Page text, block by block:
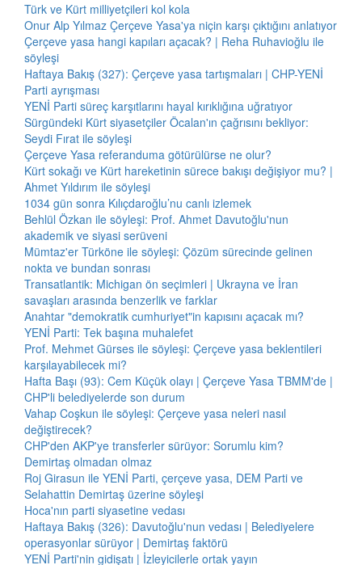
Türk ve Kürt milliyetçileri kol kola
Onur Alp Yılmaz Çerçeve Yasa'ya niçin karşı çıktığını anlatıyor
Çerçeve yasa hangi kapıları açacak? | Reha Ruhavioğlu ile
söyleşi
Haftaya Bakış (327): Çerçeve yasa tartışmaları | CHP-YENİ
Parti ayrışması
YENİ Parti süreç karşıtlarını hayal kırıklığına uğratıyor
Sürgündeki Kürt siyasetçiler Öcalan'ın çağrısını bekliyor:
Seydi Fırat ile söyleşi
Çerçeve Yasa referanduma götürülürse ne olur?
Kürt sokağı ve Kürt hareketinin sürece bakışı değişiyor mu? |
Ahmet Yıldırım ile söyleşi
1034 gün sonra Kılıçdaroğlu’nu canlı izlemek
Behlül Özkan ile söyleşi: Prof. Ahmet Davutoğlu'nun
akademik ve siyasi serüveni
Mümtaz'er Türköne ile söyleşi: Çözüm sürecinde gelinen
nokta ve bundan sonrası
Transatlantik: Michigan ön seçimleri | Ukrayna ve İran
savaşları arasında benzerlik ve farklar
Anahtar "demokratik cumhuriyet"in kapısını açacak mı?
YENİ Parti: Tek başına muhalefet
Prof. Mehmet Gürses ile söyleşi: Çerçeve yasa beklentileri
karşılayabilecek mi?
Hafta Başı (93): Cem Küçük olayı | Çerçeve Yasa TBMM'de |
CHP'li belediyelerde son durum
Vahap Coşkun ile söyleşi: Çerçeve yasa neleri nasıl
değiştirecek?
CHP'den AKP'ye transferler sürüyor: Sorumlu kim?
Demirtaş olmadan olmaz
Roj Girasun ile YENİ Parti, çerçeve yasa, DEM Parti ve
Selahattin Demirtaş üzerine söyleşi
Hoca'nın parti siyasetine vedası
Haftaya Bakış (326): Davutoğlu'nun vedası | Belediyelere
operasyonlar sürüyor | Demirtaş faktörü
YENİ Parti'nin gidişatı | İzleyicilerle ortak yayın